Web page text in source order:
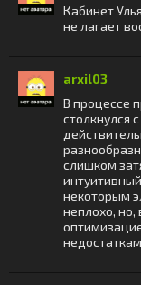
Кабинет
не лагает
arxil03
В процессе
столкнулся
слишком
некоторым
неплохо, но,